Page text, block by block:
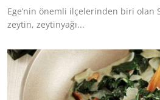
Ege’nin önemli ilçelerinden biri olan
zeytin, zeytinyağı...